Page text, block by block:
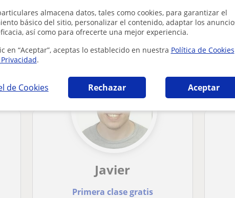
almacena datos, tales como cookies, para garantizar el
básico del sitio, personalizar el contenido, adaptar los
así como para ofrecerte una mejor experiencia.
en “Aceptar”, aceptas lo establecido en nuestra Política de Cookies
.
de Cookies Rechazar Aceptar
Logroño que pueden interesarte
Javier
Primera clase gratis